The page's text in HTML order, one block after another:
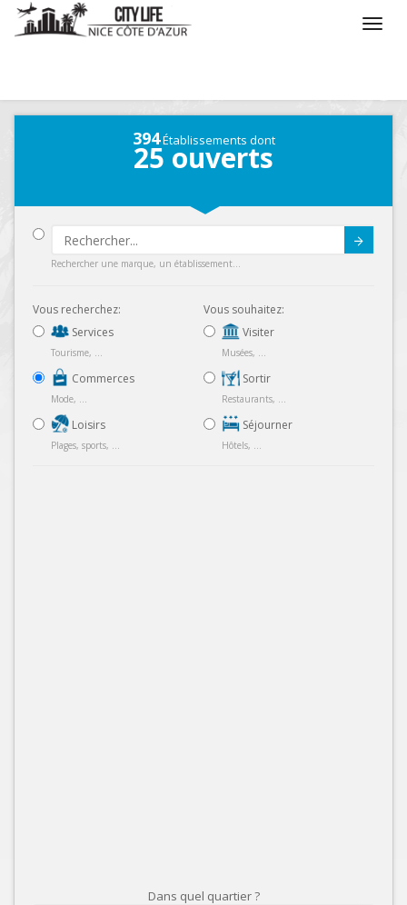
394Établissements dont
25 ouverts
Rechercher une marque, un établissement...
Vous recherchez:
Services
Tourisme, ...
Commerces
Mode, ...
Loisirs
Plages, sports, ...
Vous souhaitez:
Visiter
Musées, ...
Sortir
Restaurants, ...
Séjourner
Hôtels, ...
Dans quel quartier ?